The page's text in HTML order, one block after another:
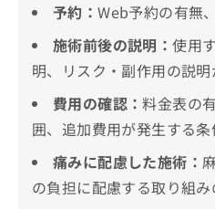
予約：Web予約の有無
施術前後の説明：使用
明、リスク・副作用の説
費用の確認：料金表の
囲、追加費用が発生する条
痛みに配慮した施術：
の負担に配慮する取り組み